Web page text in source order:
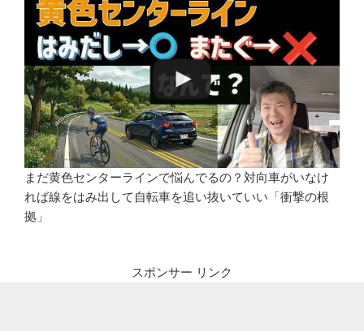
まだ黄色センターラインで悩んでるの？対向車がいなけ
れば線をはみ出して自転車を追い抜いていい「衝撃の根
拠」
スポンサー リンク